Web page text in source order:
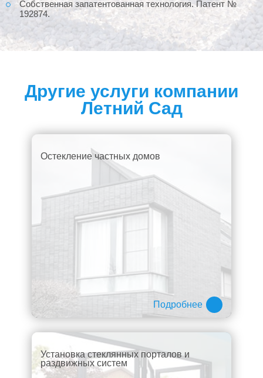
Собственная запатентованная технология. Патент №
192874.
Другие услуги компании
Летний Сад
Остекление частных домов
Подробнее
Установка стеклянных порталов и
раздвижных систем